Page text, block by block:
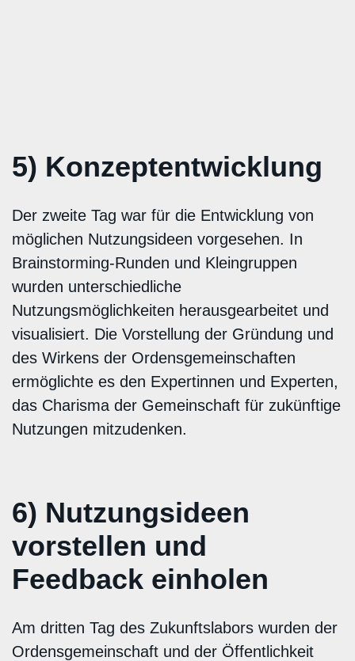
5) Konzeptentwicklung
Der zweite Tag war für die Entwicklung von
möglichen Nutzungsideen vorgesehen. In
Brainstorming-Runden und Kleingruppen
wurden unterschiedliche
Nutzungsmöglichkeiten herausgearbeitet und
visualisiert. Die Vorstellung der Gründung und
des Wirkens der Ordensgemeinschaften
ermöglichte es den Expertinnen und Experten,
das Charisma der Gemeinschaft für zukünftige
Nutzungen mitzudenken.
6) Nutzungsideen
vorstellen und
Feedback einholen
Am dritten Tag des Zukunftslabors wurden der
Ordensgemeinschaft und der Öffentlichkeit